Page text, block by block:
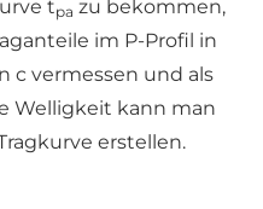
tpa zu bekommen,
im P-Profil in
c vermessen und als
Welligkeit kann man
erstellen.